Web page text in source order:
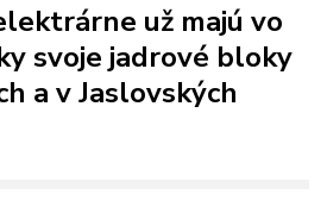
už majú vo
svoje jadrové bloky
a v Jaslovských